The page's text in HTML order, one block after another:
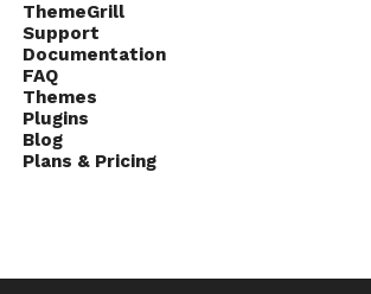
ThemeGrill
Support
Documentation
FAQ
Themes
Plugins
Blog
Plans & Pricing